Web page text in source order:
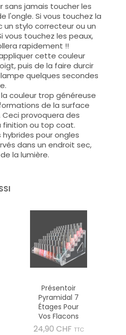
sans jamais toucher les
l'ongle. Si vous touchez la
un stylo correcteur ou un
vous touchez les peaux,
rapidement !!
cette couleur
puis de la faire durcir
quelques secondes
couleur trop généreuse
de la surface
provoquera des
ou top coat.
pour ongles
dans un endroit sec,
la lumière.
Présentoir
Pyramidal 7
Étages Pour
Vos Flacons
24,90 CHF Prix
TTC